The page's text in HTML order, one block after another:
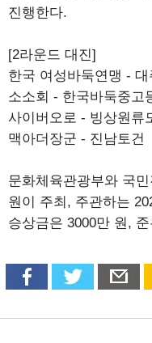
진행한다.
[2라운드 대진]
한국 여성바둑연맹 - 대
소소회 - 한국바둑중고
사이버오로 - 빙상원류
맥아더장군 - 진남토건
문화체육관광부와 국
원이 주최, 주관하는
승상금은 3000만 원,